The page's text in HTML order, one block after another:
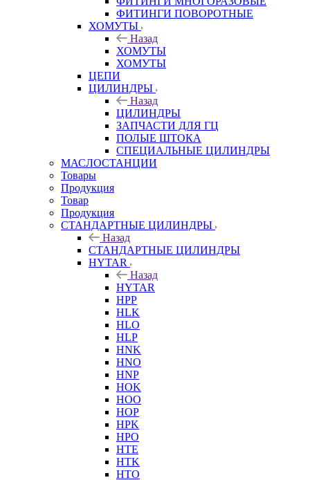
ФИТИНГИ ПОВОРОТНЫЕ
ХОМУТЫ
Назад
ХОМУТЫ
ХОМУТЫ
ЦЕПИ
ЦИЛИНДРЫ
Назад
ЦИЛИНДРЫ
ЗАПЧАСТИ ДЛЯ ГЦ
ПОЛЫЕ ШТОКА
СПЕЦИАЛЬНЫЕ ЦИЛИНДРЫ
МАСЛОСТАНЦИИ
Товары
Продукция
Товар
Продукция
СТАНДАРТНЫЕ ЦИЛИНДРЫ
Назад
СТАНДАРТНЫЕ ЦИЛИНДРЫ
HYTAR
Назад
HYTAR
HPP
HLK
HLO
HLP
HNK
HNO
HNP
HOK
HOO
HOP
HPK
HPO
HTE
HTK
HTO